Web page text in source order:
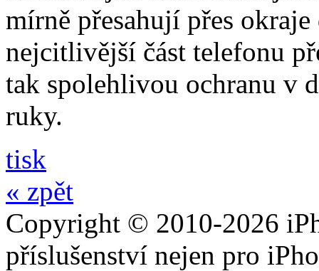
mírně přesahují přes
nejcitlivější část telefonu
tak spolehlivou ochranu v
ruky.
tisk
« zpět
Copyright © 2010-2026
příslušenství nejen pro